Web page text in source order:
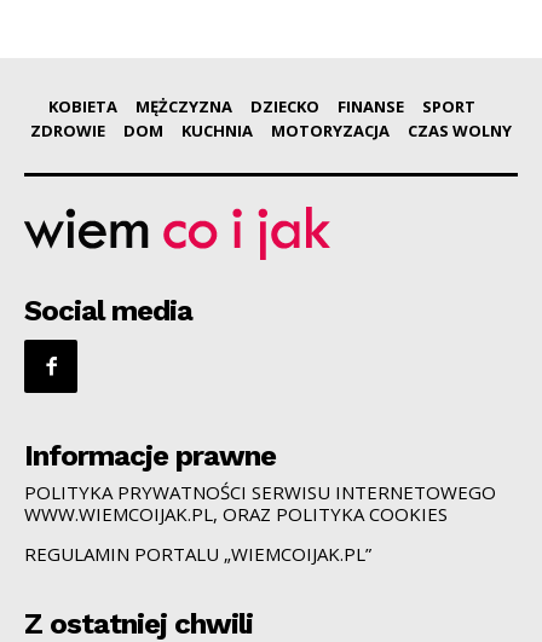
KOBIETA MĘŻCZYZNA DZIECKO FINANSE
SPORT
ZDROWIE
DOM KUCHNIA MOTORYZACJA CZAS WOLNY
Social media
Informacje prawne
POLITYKA PRYWATNOŚCI SERWISU INTERNETOWEGO
WWW.WIEMCOIJAK.PL, ORAZ POLITYKA COOKIES
REGULAMIN PORTALU „WIEMCOIJAK.PL”
Z ostatniej chwili